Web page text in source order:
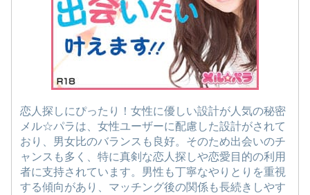
恋人探しにぴったり！女性に優しい設計が人気の秘密
メル☆パラは、女性ユーザーに配慮した設計がされて
おり、男女比のバランスも良好。そのため出会いのチ
ャンスも多く、特に真剣な恋人探しや恋愛目的の利用
者に支持されています。男性も丁寧なやりとりを重視
する傾向があり、マッチング後の関係も長続きしやす